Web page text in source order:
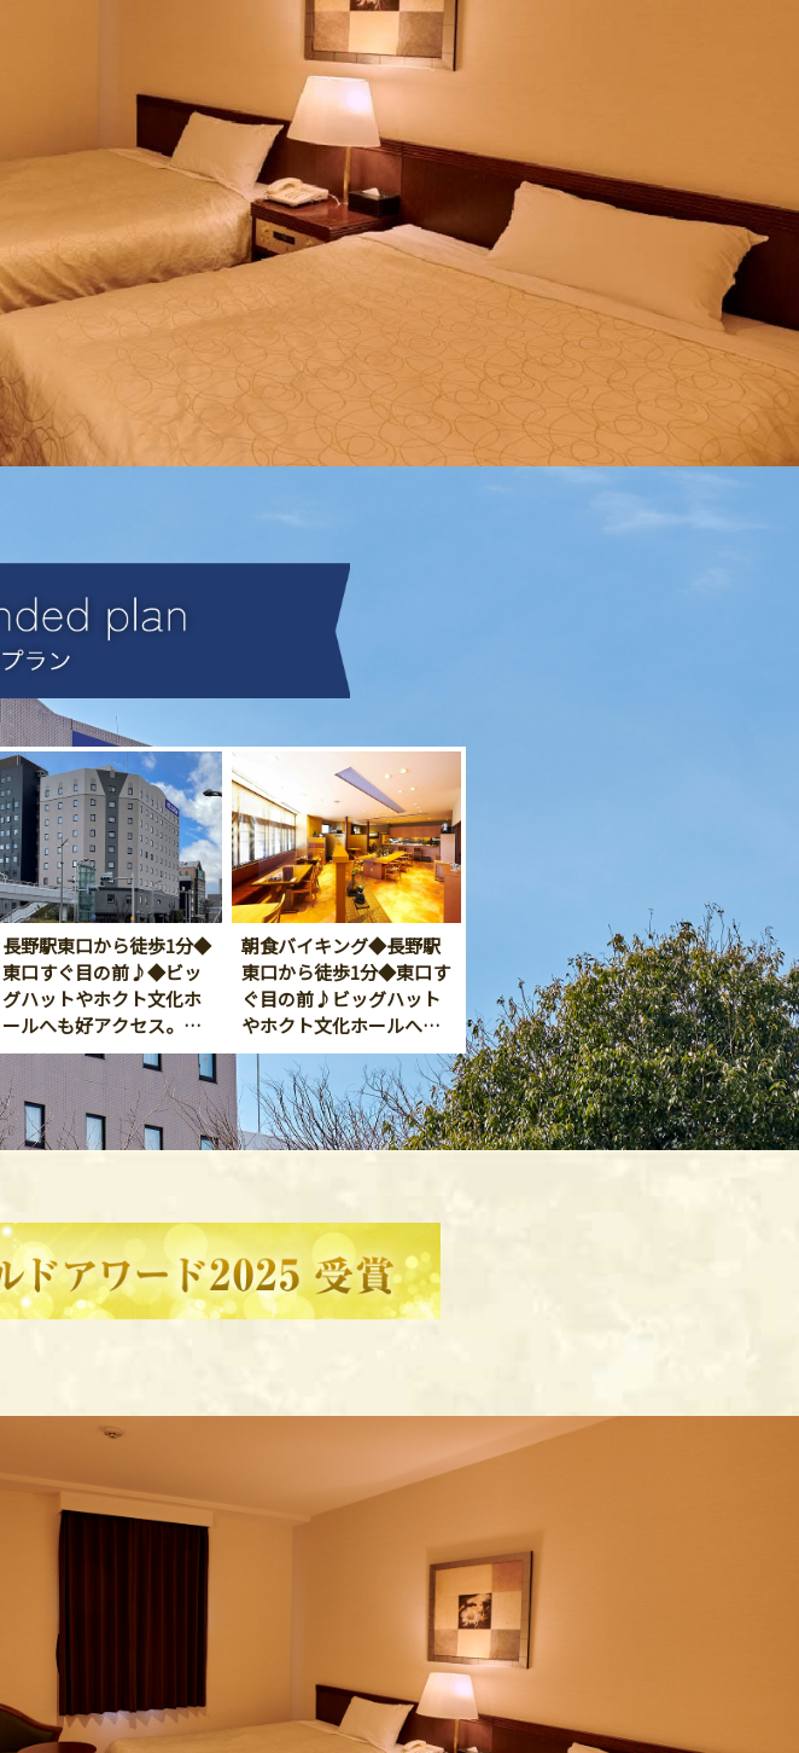
長野駅東口から徒歩1分◆
東口すぐ目の前♪◆ビッ
グハットやホクト文化ホ
ールへも好アクセス。
（素泊まり）
朝食バイキング◆長野駅
東口から徒歩1分◆東口す
ぐ目の前♪ビッグハット
やホクト文化ホールへも
好アクセス